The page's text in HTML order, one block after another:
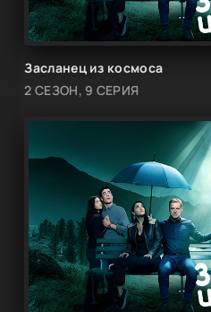
Засланец из космоса
2 СЕЗОН, 9 СЕРИЯ